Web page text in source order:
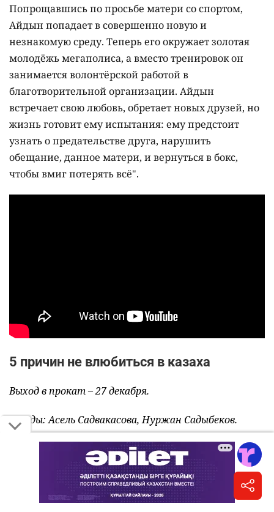
Попрощавшись по просьбе матери со спортом,
Айдын попадает в совершенно новую и
незнакомую среду. Теперь его окружает золотая
молодёжь мегаполиса, а вместо тренировок он
занимается волонтёрской работой в
благотворительной организации. Айдын
встречает свою любовь, обретает новых друзей, но
жизнь готовит ему испытания: ему предстоит
узнать о предательстве друга, нарушить
обещание, данное матери, и вернуться в бокс,
чтобы вмиг потерять всё".
5 причин не влюбиться в казаха
Выход в прокат – 27 декабря.
Звёзды: Асель Садвакасова, Нуржан Садыбеков.